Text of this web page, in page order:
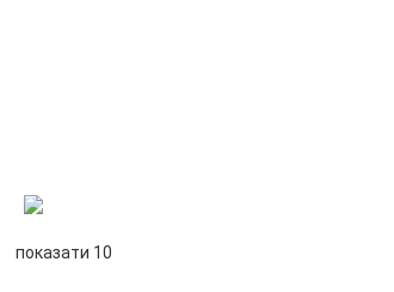
показати 10